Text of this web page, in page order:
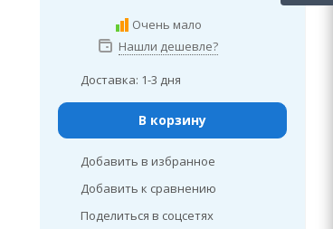
Очень мало
Нашли дешевле?
Доставка: 1-3 дня
В корзину
Добавить в избранное
Добавить к сравнению
Поделиться в соцсетях